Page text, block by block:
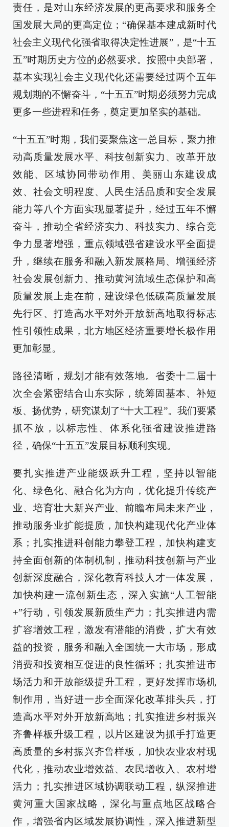
责任，是对山东经济发展的更高要求和服务全
国发展大局的更高定位；“确保基本建成新时代
社会主义现代化强省取得决定性进展”，是“十五
五”时期历史方位的必然要求。按照中央部署，
基本实现社会主义现代化还需要经过两个五年
规划期的不懈奋斗，“十五五”时期必须努力完成
更多一些进程和任务，奠定更加坚实的基础。
“十五五”时期，我们要聚焦这一总目标，聚力推
动高质量发展水平、科技创新实力、改革开放
效能、区域协同带动作用、美丽山东建设成
效、社会文明程度、人民生活品质和安全发展
能力等八个方面实现显著提升，经过五年不懈
奋斗，推动全省经济实力、科技实力、综合竞
争力显著增强，重点领域强省建设水平全面提
升，继续在服务和融入新发展格局、增强经济
社会发展创新力、推动黄河流域生态保护和高
质量发展上走在前，建设绿色低碳高质量发展
先行区、打造高水平对外开放新高地取得标志
性引领性成果，北方地区经济重要增长极作用
更加彰显。
路径清晰，规划才能有效落地。省委十二届十
次全会紧密结合山东实际，统筹固基本、补短
板、扬优势，研究谋划了“十大工程”。我们要紧
抓不放，以标志性、体系化强省建设推进路
径，确保“十五五”发展目标顺利实现。
要扎实推进产业能级跃升工程，坚持以智能
化、绿色化、融合化为方向，优化提升传统产
业、培育壮大新兴产业、前瞻布局未来产业，
推动服务业扩能提质，加快构建现代化产业体
系；扎实推进科创能力攀登工程，加快构建支
持全面创新的体制机制，推动科技创新与产业
创新深度融合，深化教育科技人才一体发展，
加快构建一流创新生态，深入实施“人工智能
+”行动，引领发展新质生产力；扎实推进内需
扩容增效工程，激发有潜能的消费，扩大有效
益的投资，服务和融入全国统一大市场，形成
消费和投资相互促进的良性循环；扎实推进市
场活力和开放能级提升工程，更好发挥市场机
制作用，当好进一步全面深化改革排头兵，打
造高水平对外开放新高地；扎实推进乡村振兴
齐鲁样板升级工程，以片区建设为抓手打造更
高质量的乡村振兴齐鲁样板，加快农业农村现
代化，推动农业增效益、农民增收入、农村增
活力；扎实推进区域协调联动工程，纵深推进
黄河重大国家战略，深化与重点地区战略合
作，增强省内区域发展协调性，深入推进新型